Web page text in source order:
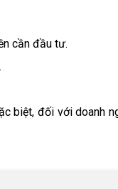
cần đầu tư.
biệt, đối với doanh